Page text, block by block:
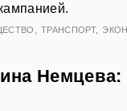
ТРАНСПОРТ